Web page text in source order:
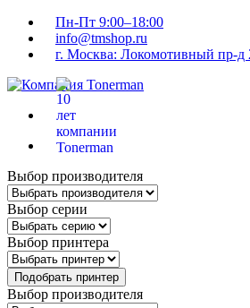
Пн-Пт 9:00–18:00
info@tmshop.ru
г. Москва: Локомотивный пр-д
Выбор производителя
Выбор серии
Выбор принтера
Подобрать принтер
Выбор производителя